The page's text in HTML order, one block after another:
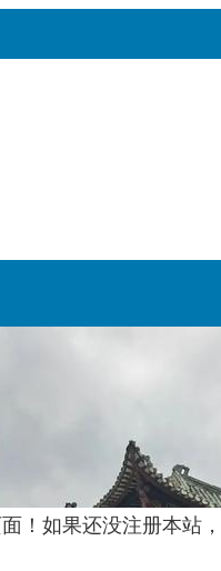
！如果还没注册本站，